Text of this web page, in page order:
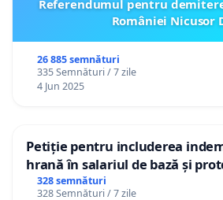
Referendumul pentru
României Nicusor
26 885 semnături
335 Semnături / 7 zile
4 Jun 2025
Petiție pentru includerea
hrană în salariul de bază și
gradațiilor de vechime pentru
328 semnături
328 Semnături / 7 zile